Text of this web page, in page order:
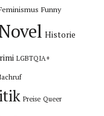
Funny
Historie
LGBTQIA+
Preise Queer